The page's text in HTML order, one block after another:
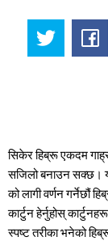
सिकेर हिब्रू एकदम
सजिलो बनाउन सक्छ।
को लागी वर्णन गर्नेछौं
कार्टुन हेर्नुहोस्कार्टुनहरू
स्पष्ट तरीका भनेको